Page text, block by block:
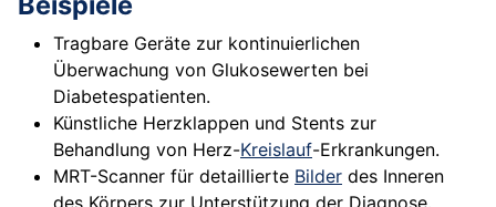
Tragbare Geräte zur kontinuierlichen
Überwachung von Glukosewerten bei
Diabetespatienten.
Künstliche Herzklappen und Stents zur
Behandlung von Herz-Kreislauf-Erkrankungen.
MRT-Scanner für detaillierte Bilder des Inneren